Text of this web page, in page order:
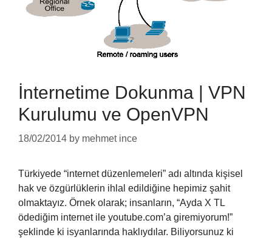
İnternetime Dokunma | VPN
Kurulumu ve OpenVPN
18/02/2014 by mehmet ince
Türkiyede “internet düzenlemeleri” adı altında kişisel
hak ve özgürlüklerin ihlal edildiğine hepimiz şahit
olmaktayız. Örnek olarak; insanların, “Ayda X TL
ödediğim internet ile youtube.com’a giremiyorum!”
şeklinde ki isyanlarında haklıydılar. Biliyorsunuz ki